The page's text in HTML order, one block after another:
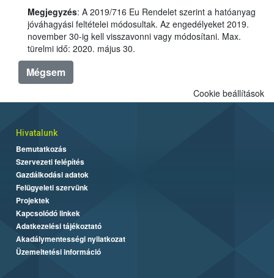
Megjegyzés: A 2019/716 Eu Rendelet szerint a hatóanyag
jóváhagyási feltételei módosultak. Az engedélyeket 2019.
november 30-ig kell visszavonni vagy módosítani. Max.
türelmi idő: 2020. május 30.
Mégsem
Cookie beállítások
Hivatalunk
Bemutatkozás
Szervezeti felépítés
Gazdálkodási adatok
Felügyeleti szervünk
Projektek
Kapcsolódó linkek
Adatkezelési tájékoztató
Akadálymentességi nyilatkozat
Üzemeltetési információ